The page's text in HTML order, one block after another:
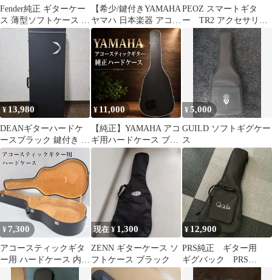
Fender純正 ギターケー
ス 薄型ソフトケース ブ
【希少/鍵付きYAMAHA
ヤマハ 日本楽器 アコギ
ハードケース ヴィンテ
ージ
PEOZ スマートギタ
ー TR2 アクセサリー
¥ 13,980
DEANギターハードケ
ースブラック 鍵付き 現
状品 内装ブラック
¥ 11,000
【純正】YAMAHA アコ
ギ用ハードケース ブラ
ック ギター #72925
¥5,000
GUILD ソフトギグケー
ス
¥ 7,300
アコースティックギタ
ー用 ハードケース 内装
美品 オレンジ ヴィンテ
現在 ¥ 1,300
ZENN ギターケース ソ
フトケース ブラック
¥12,900
PRS純正 ギター用
ギグバック PRS